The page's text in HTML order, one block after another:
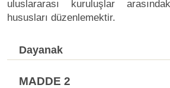
uluslararası kuruluşlar
hususları düzenlemektir.
Dayanak
MADDE 2